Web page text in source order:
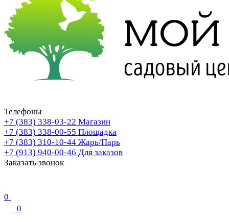
Телефоны
+7 (383) 338-03-22 Магазин
+7 (383) 338-00-55 Площадка
+7 (383) 310-10-44 Жарь/Парь
+7 (913) 940-00-46 Для заказов
Заказать звонок
0
0